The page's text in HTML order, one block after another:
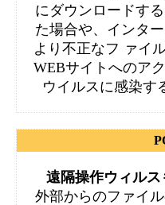
にダウンロードす
た場合や、インタ
より不正なフ ァイ
WEBサイトへのア
ウイルスに感染す
遠隔操作ウィル
外部からのファイ